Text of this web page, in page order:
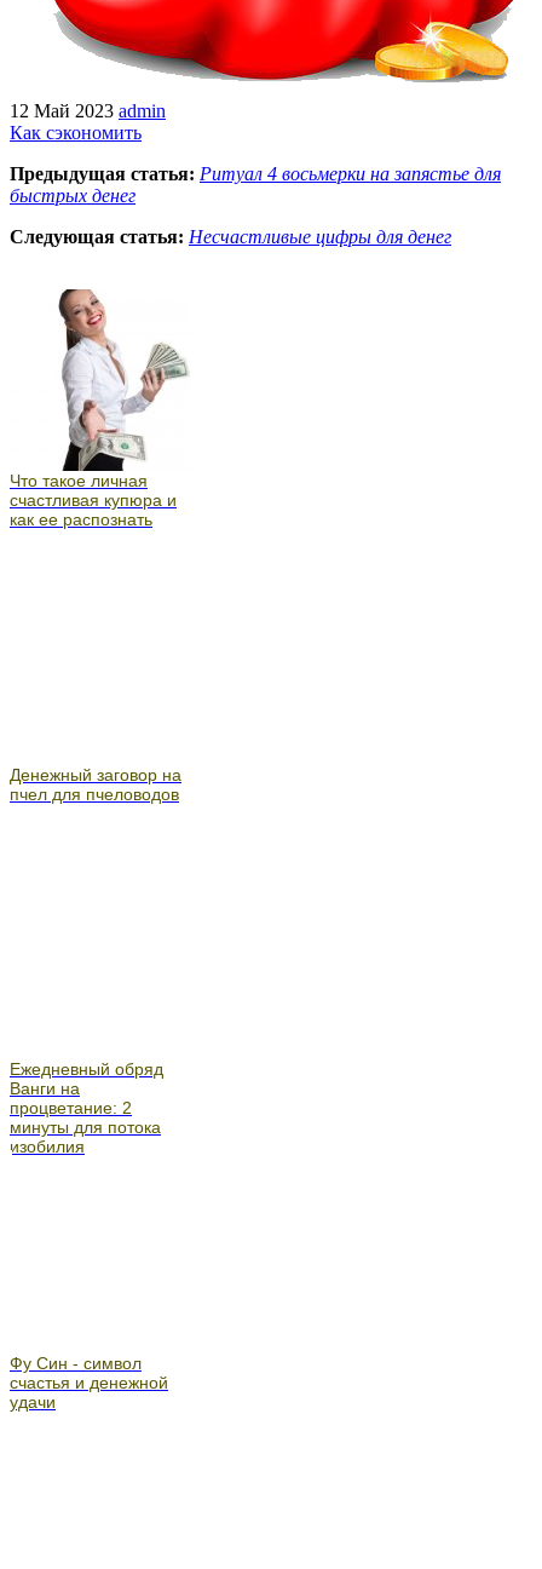
12 Май 2023 admin
Как сэкономить
Предыдущая статья: Ритуал 4 восьмерки на запястье для
быстрых денег
Следующая статья: Несчастливые цифры для денег
Что такое личная
счастливая купюра и
как ее распознать
Денежный заговор на
пчел для пчеловодов
Ежедневный обряд
Ванги на
процветание: 2
минуты для потока
изобилия
Фу Син - символ
счастья и денежной
удачи